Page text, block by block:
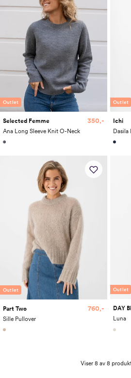
Outlet
Selected Femme
Ana Long Sleeve Knit O-Neck
350,-
Outlet
Ichi
Dasila
Outlet
Part Two
Sille Pullover
760,-
Outlet
DAY
Luna
Viser 8 av 8